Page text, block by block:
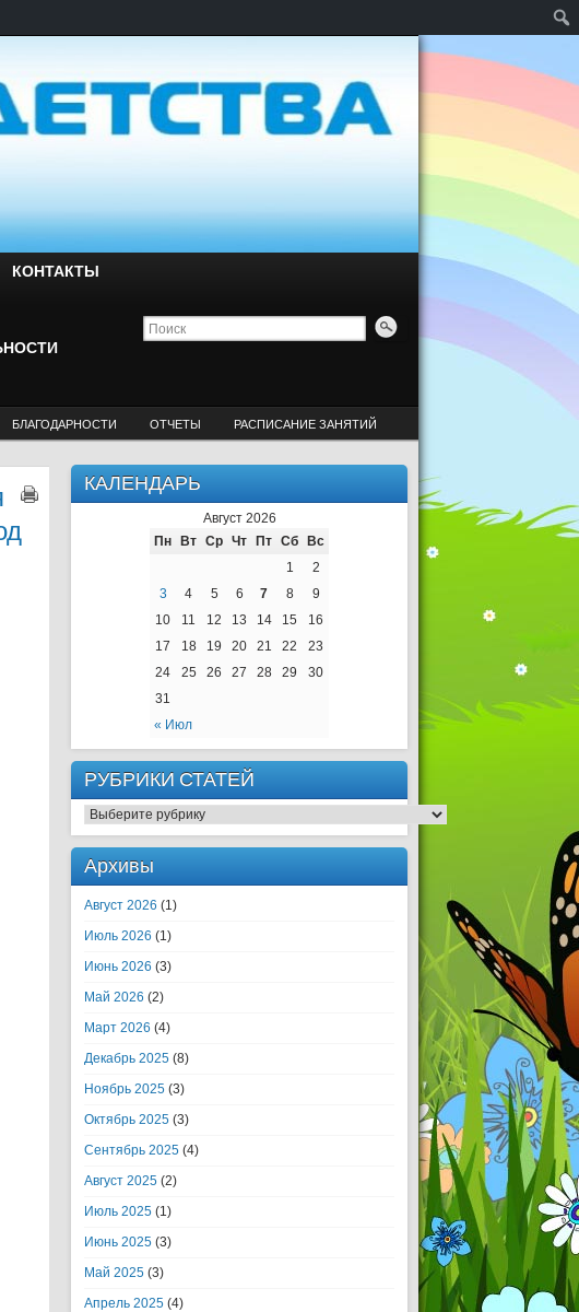
КОНТАКТЫ
БЛАГОДАРНОСТИ ОТЧЕТЫ РАСПИСАНИЕ ЗАНЯТИЙ
КАЛЕНДАРЬ
Август 2026
Пн
Вт Ср Чт Пт Сб Вс
« Июл
1
2
3
4 5 6 7 8
9
10
11 12 13 14 15
16
17
18 19 20 21 22
23
24
25 26 27 28 29
30
31
РУБРИКИ СТАТЕЙ
РУБРИКИ СТАТЕЙ
Архивы
Август 2026 (1)
Июль 2026 (1)
Июнь 2026 (3)
Май 2026 (2)
Март 2026 (4)
Декабрь 2025 (8)
Ноябрь 2025 (3)
Октябрь 2025 (3)
Сентябрь 2025 (4)
Август 2025 (2)
Июль 2025 (1)
Июнь 2025 (3)
Май 2025 (3)
Апрель 2025 (4)